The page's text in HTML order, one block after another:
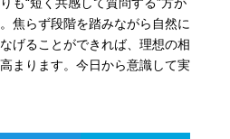
焦らず段階を踏みながら自然に
げることができれば、理想の相
まります。今日から意識して実